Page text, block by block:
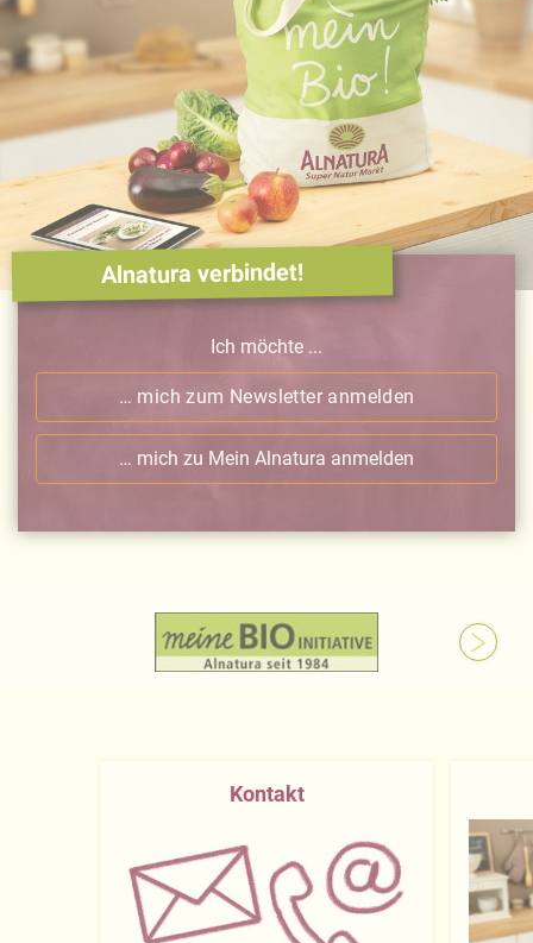
Alnatura verbindet!
Ich möchte ...
… mich zum Newsletter anmelden
… mich zu Mein Alnatura anmelden
Kontakt